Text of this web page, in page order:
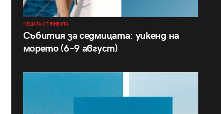
НЕЩАТА ОТ ЖИВОТА
Събития за седмицата: уикенд на
морето (6–9 август)